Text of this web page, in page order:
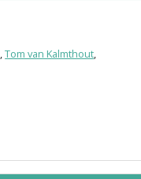
,Tom van Kalmthout,